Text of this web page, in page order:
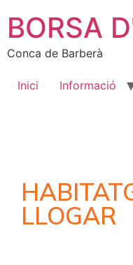
BORSA
Conca de Barberà
Inici Informació
LLOGAR